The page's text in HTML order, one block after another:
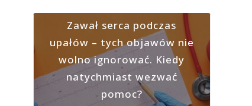
Zawał serca podczas
upałów – tych objawów nie
wolno ignorować. Kiedy
natychmiast wezwać
pomoc?